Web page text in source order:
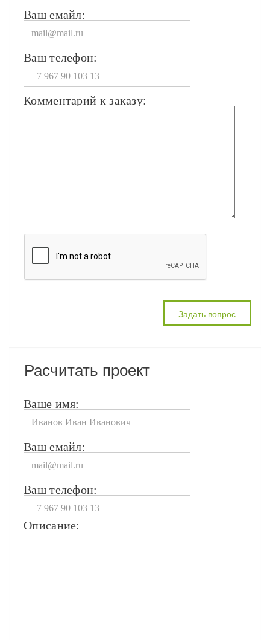
Ваш емайл:
Ваш телефон:
Комментарий к заказу:
Расчитать проект
Ваше имя:
Ваш емайл:
Ваш телефон:
Описание: